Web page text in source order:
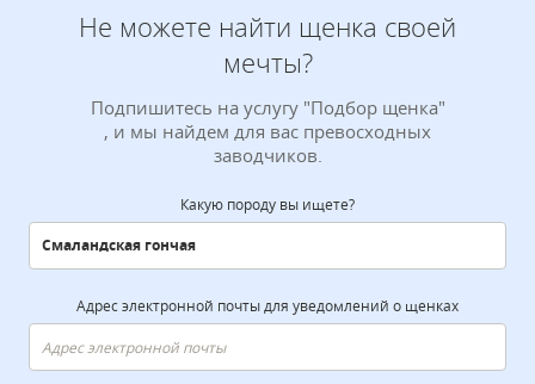
Не можете найти щенка своей
мечты?
Подпишитесь на услугу "Подбор щенка"
, и мы найдем для вас превосходных
заводчиков.
Какую породу вы ищете?
Адрес электронной почты для уведомлений о щенках